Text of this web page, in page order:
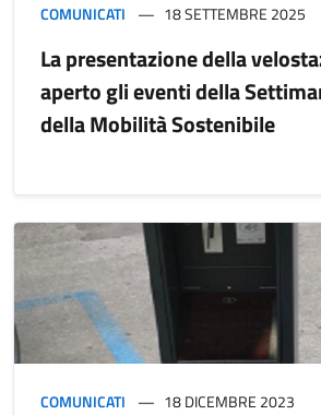
COMUNICATI 18 SETTEMBRE 2025
La presentazione della
aperto gli eventi della
della Mobilità Sostenibile
COMUNICATI 18 DICEMBRE 2023